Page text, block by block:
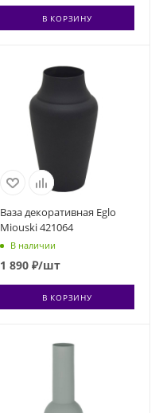
В КОРЗИНУ
Ваза декоративная Eglo
Miouski 421064
В наличии
1 890₽/шт
В КОРЗИНУ